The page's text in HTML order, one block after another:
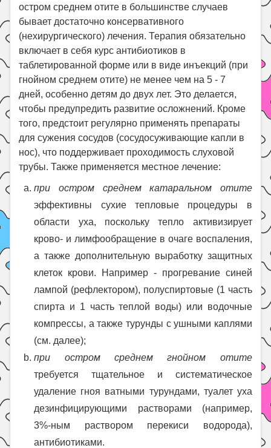
остром среднем отите в большинстве случаев
бывает достаточно консервативного
(нехирургического) лечения. Терапия обязательно
включает в себя курс антибиотиков в
таблетированной форме или в виде инъекций (при
гнойном среднем отите) не менее чем на 5 - 7
дней, особенно детям до двух лет. Это делается,
чтобы предупредить развитие осложнений. Кроме
того, предстоит регулярно применять препараты
для сужения сосудов (сосудосуживающие капли в
нос), что поддерживает проходимость слуховой
трубы. Также применяется местное лечение:
при остром среднем катаральном отите
эффективны сухие тепловые процедуры в
области уха, поскольку тепло активизирует
крово- и лимфообращение в очаге воспаления,
а также дополнительную выработку защитных
клеток крови. Например - прогревание синей
лампой (рефлектором), полуспиртовые (1 часть
спирта и 1 часть теплой воды) или водочные
компрессы, а также турунды с ушными каплями
(см. далее);
при остром среднем гнойном отите
требуется тщательное и систематическое
удаление гноя ватными турундами, туалет уха
дезинфицирующими растворами (например,
3%-ным раствором перекиси водорода),
антибиотиками.